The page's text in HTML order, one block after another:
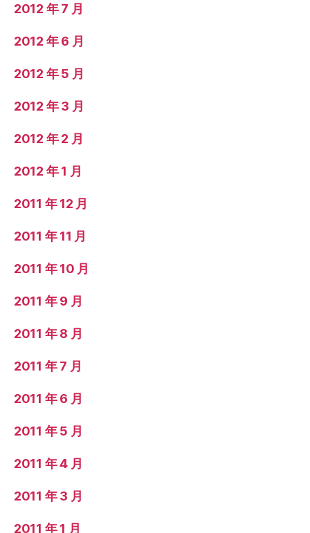
2012 年 7 月
2012 年 6 月
2012 年 5 月
2012 年 3 月
2012 年 2 月
2012 年 1 月
2011 年 12 月
2011 年 11 月
2011 年 10 月
2011 年 9 月
2011 年 8 月
2011 年 7 月
2011 年 6 月
2011 年 5 月
2011 年 4 月
2011 年 3 月
2011 年 1 月